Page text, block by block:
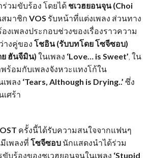
ร่วมขับร้อง โดยได้ ชเวฮยอนจุน (Choi
มาชิก VOS รับหน้าที่แต่งเพลง ส่วนทาง
งเพลงประกอบช่วงของเรื่องราวความ
างคู่ของ โชอิน (รับบทโดย โซจีซอบ)
ย ฮันจีมิน) ในเพลง ‘Love… is Sweet’, ใน
ร้อมกับเพลงจังหวะแทงโก้ใน
เพลง ‘Tears, Although is Drying..’ ซึ่ง
เศร้า
OST ครั้งนี้ได้รับความสนใจจากแฟนๆ
เพลงที่ โซจีซอบนักแสดงนำได้ร่วม
บร้องของชเวฮยอนจุนในเพลง ‘Stupid